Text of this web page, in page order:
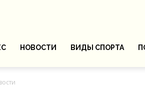
НОВОСТИ ВИДЫ СПОРТА